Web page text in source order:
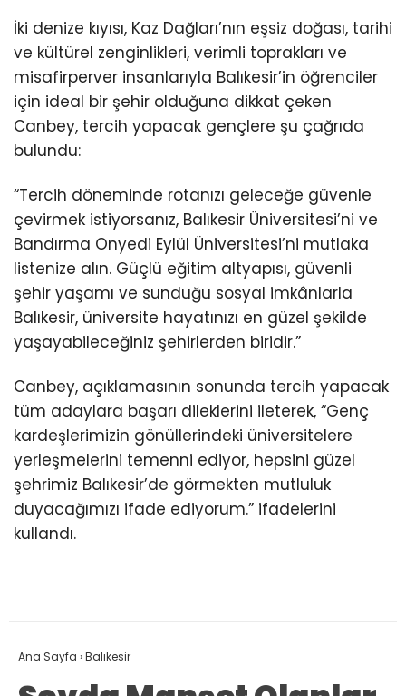
İki denize kıyısı, Kaz Dağları’nın eşsiz doğası, tarihi
ve kültürel zenginlikleri, verimli toprakları ve
misafirperver insanlarıyla Balıkesir’in öğrenciler
için ideal bir şehir olduğuna dikkat çeken
Canbey, tercih yapacak gençlere şu çağrıda
bulundu:
“Tercih döneminde rotanızı geleceğe güvenle
çevirmek istiyorsanız, Balıkesir Üniversitesi’ni ve
Bandırma Onyedi Eylül Üniversitesi’ni mutlaka
listenize alın. Güçlü eğitim altyapısı, güvenli
şehir yaşamı ve sunduğu sosyal imkânlarla
Balıkesir, üniversite hayatınızı en güzel şekilde
yaşayabileceğiniz şehirlerden biridir.”
Canbey, açıklamasının sonunda tercih yapacak
tüm adaylara başarı dileklerini ileterek, “Genç
kardeşlerimizin gönüllerindeki üniversitelere
yerleşmelerini temenni ediyor, hepsini güzel
şehrimiz Balıkesir’de görmekten mutluluk
duyacağımızı ifade ediyorum.” ifadelerini
kullandı.
Ana Sayfa ›Balıkesir